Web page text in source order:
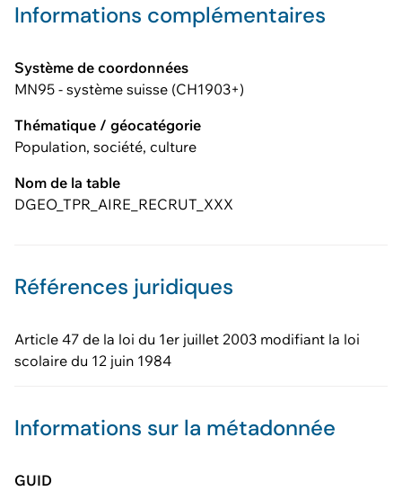
Informations complémentaires
Système de coordonnées
MN95 - système suisse (CH1903+)
Thématique / géocatégorie
Population, société, culture
Nom de la table
DGEO_TPR_AIRE_RECRUT_XXX
Références juridiques
Article 47 de la loi du 1er juillet 2003 modifiant la loi
scolaire du 12 juin 1984
Informations sur la métadonnée
GUID